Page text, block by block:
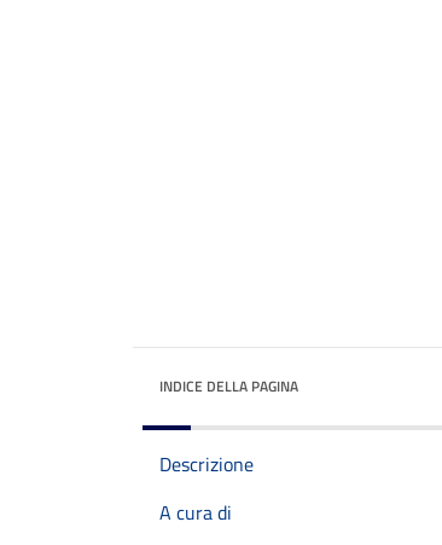
INDICE DELLA PAGINA
Descrizione
A cura di